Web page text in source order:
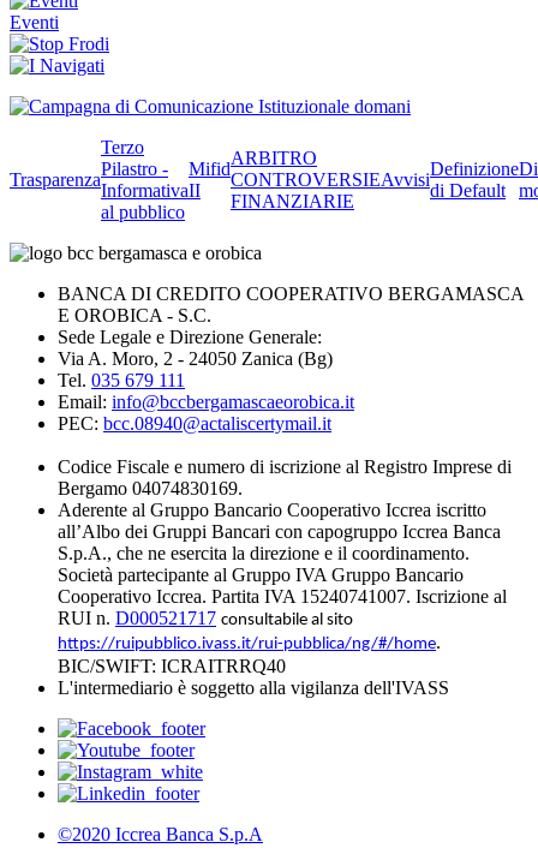
Eventi
Trasparenza
Terzo
Pilastro -
Informativa
al pubblico
Mifid
II
ARBITRO
CONTROVERSIE
FINANZIARIE
Avvisi
Definizione
di Default
BANCA DI CREDITO COOPERATIVO BERGAMASCA
E OROBICA - S.C.
Sede Legale e Direzione Generale:
Via A. Moro, 2 - 24050 Zanica (Bg)
Tel. 035 679 111
Email: info@bccbergamascaeorobica.it
PEC: bcc.08940@actaliscertymail.it
Codice Fiscale e numero di iscrizione al Registro Imprese di
Bergamo 04074830169.
Aderente al Gruppo Bancario Cooperativo Iccrea iscritto
all’Albo dei Gruppi Bancari con capogruppo Iccrea Banca
S.p.A., che ne esercita la direzione e il coordinamento.
Società partecipante al Gruppo IVA Gruppo Bancario
Cooperativo Iccrea. Partita IVA 15240741007. Iscrizione al
RUI n. D000521717 consultabile al sito
https://ruipubblico.ivass.it/rui-pubblica/ng/#/home.
BIC/SWIFT: ICRAITRRQ40
L'intermediario è soggetto alla vigilanza dell'IVASS
©2020 Iccrea Banca S.p.A